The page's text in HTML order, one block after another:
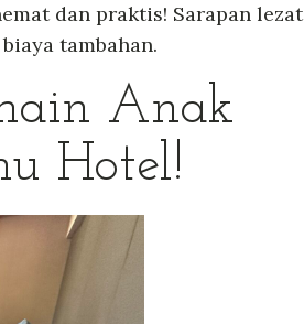
dan praktis! Sarapan lezat
tambahan.
Anak
Hotel!